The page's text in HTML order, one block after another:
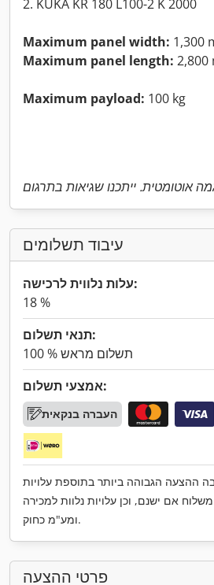
2. KUKA KR 180 L100-2 K 2000
Maximum panel width: 1,300
Maximum panel length: 2,800
Maximum payload: 100 kg
עיבוד תשלומים
עלות נלווית לרכישה:
18 %
תנאי תשלום:
100 % תשלום מראש
אמצעי תשלום:
העברה בנקאית
ההצעה הגבוהה ביותר בתוספת עלויות
משלוח אם ישנם, וכן עלויות נלוות למכירה
ומע"מ כחוק.
פרטי ההצעה